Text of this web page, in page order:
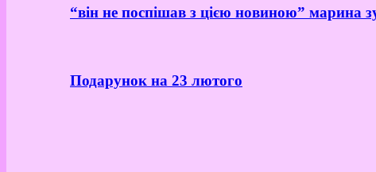
“він не поспішав з цією новиною” марина
Подарунок на 23 лютого